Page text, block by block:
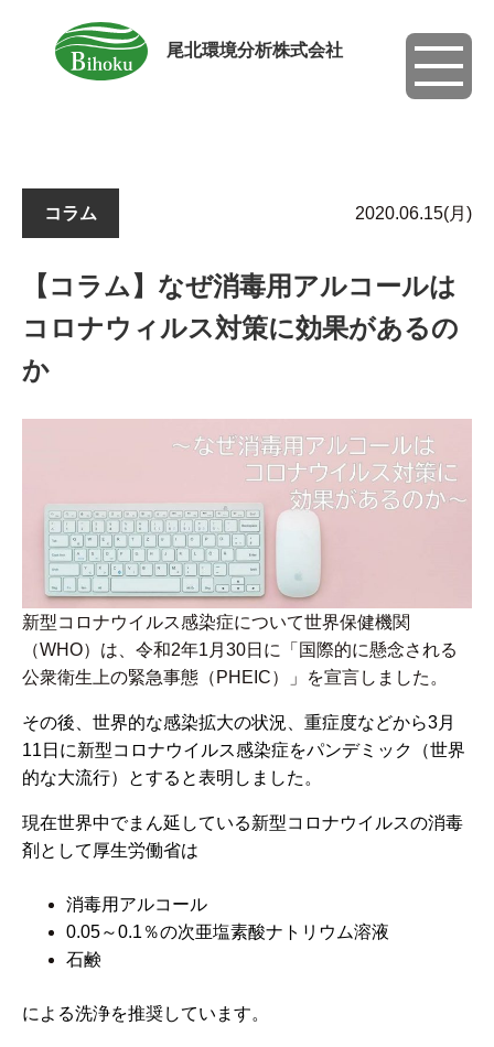
尾北環境分析株式会社
toggle
コラム 2020.06.15(月)
【コラム】なぜ消毒用アルコールは
コロナウィルス対策に効果があるの
か
新型コロナウイルス感染症について世界保健機関
（WHO）は、令和2年1月30日に「国際的に懸念される
公衆衛生上の緊急事態（PHEIC）」を宣言しました。
その後、世界的な感染拡大の状況、重症度などから3月
11日に新型コロナウイルス感染症をパンデミック（世界
的な大流行）とすると表明しました。
現在世界中でまん延している新型コロナウイルスの消毒
剤として厚生労働省は
消毒用アルコール
0.05～0.1％の次亜塩素酸ナトリウム溶液
石鹸
による洗浄を推奨しています。